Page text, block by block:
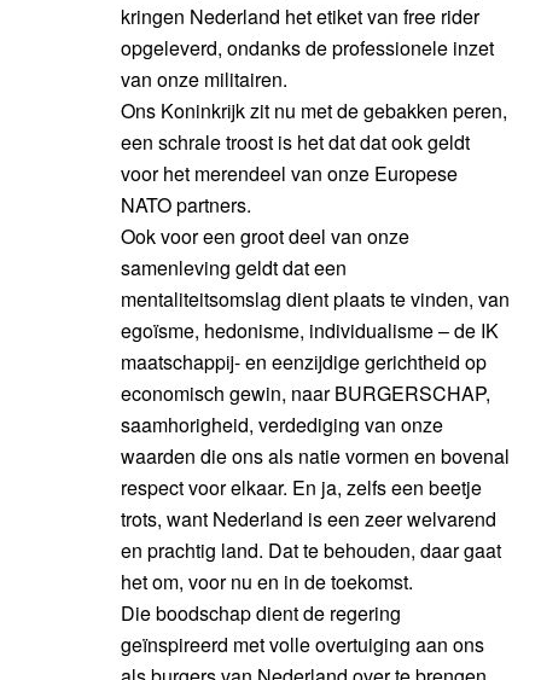
kringen Nederland het etiket van free rider
opgeleverd, ondanks de professionele inzet
van onze militairen.
Ons Koninkrijk zit nu met de gebakken peren,
een schrale troost is het dat dat ook geldt
voor het merendeel van onze Europese
NATO partners.
Ook voor een groot deel van onze
samenleving geldt dat een
mentaliteitsomslag dient plaats te vinden, van
egoïsme, hedonisme, individualisme – de IK
maatschappij- en eenzijdige gerichtheid op
economisch gewin, naar BURGERSCHAP,
saamhorigheid, verdediging van onze
waarden die ons als natie vormen en bovenal
respect voor elkaar. En ja, zelfs een beetje
trots, want Nederland is een zeer welvarend
en prachtig land. Dat te behouden, daar gaat
het om, voor nu en in de toekomst.
Die boodschap dient de regering
geïnspireerd met volle overtuiging aan ons